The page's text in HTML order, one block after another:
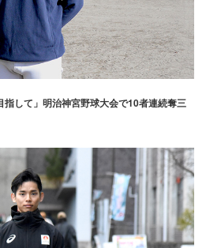
指して」明治神宮野球大会で10者連続奪三